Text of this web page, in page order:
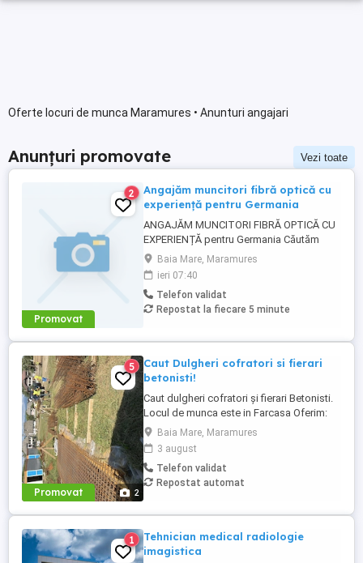
Oferte locuri de munca Maramures • Anunturi angajari
Anunțuri promovate Vezi toate
Promovat
2
Angajăm muncitori fibră optică cu
experiență pentru Germania
ANGAJĂM MUNCITORI FIBRĂ OPTICĂ CU
EXPERIENȚĂ pentru Germania Căutăm
oameni serioși și cu experiență în fibră
optică pentru proiecte stabile în Germania!
Se caută personal pentru: Pozare cablu
fibră optică Mufare fibră optică Lucrări de
teren și instalare Oferim: Salariu atractiv ...
Baia Mare, Maramures
ieri 07:40
Telefon validat
Repostat la fiecare 5 minute
Promovat 2
5
Caut Dulgheri cofratori si fierari
betonisti!
Caut dulgheri cofratori și fierari Betonisti.
Locul de munca este in Farcasa Oferim:
Contract de muncă. +cazare si masă
caldă Salariul se plateste in data de 15 si
30 a fiecărei luni Cei interesați ma pot
contacta la următorul număr de telefon:
Baia Mare, Maramures
3 august
Telefon validat
Repostat automat
1
Tehnician medical radiologie
imagistica